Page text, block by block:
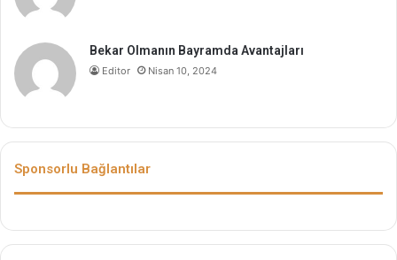
Bekar Olmanın Bayramda Avantajları
Editor Nisan 10, 2024
Sponsorlu Bağlantılar